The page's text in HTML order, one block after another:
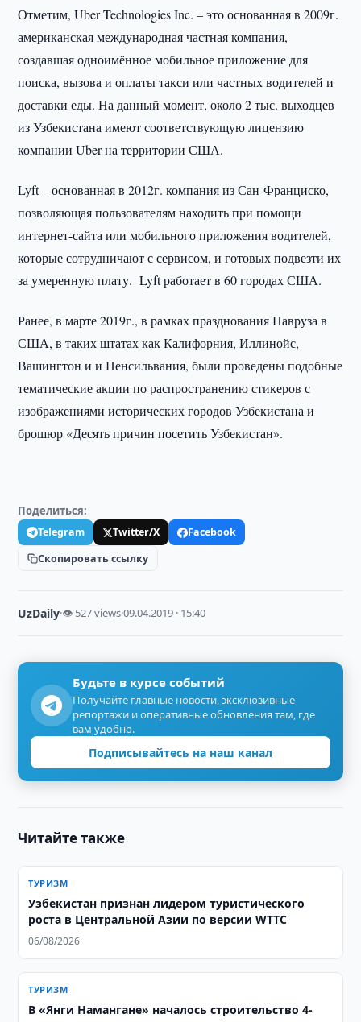
Отметим, Uber Technologies Inc. – это основанная в 2009г.
американская международная частная компания,
создавшая одноимённое мобильное приложение для
поиска, вызова и оплаты такси или частных водителей и
доставки еды. На данный момент, около 2 тыс. выходцев
из Узбекистана имеют соответствующую лицензию
компании Uber на территории США.
Lyft – основанная в 2012г. компания из Сан-Франциско,
позволяющая пользователям находить при помощи
интернет-сайта или мобильного приложения водителей,
которые сотрудничают с сервисом, и готовых подвезти их
за умеренную плату. Lyft работает в 60 городах США.
Ранее, в марте 2019г., в рамках празднования Навруза в
США, в таких штатах как Калифорния, Иллинойс,
Вашингтон и и Пенсильвания, были проведены подобные
тематические акции по распространению стикеров с
изображениями исторических городов Узбекистана и
брошюр «Десять причин посетить Узбекистан».
Поделиться:
Telegram Twitter/X
Facebook
Скопировать ссылку
UzDaily·👁 527 views·09.04.2019 · 15:40
Будьте в курсе событий
Получайте главные новости, эксклюзивные
репортажи и оперативные обновления там, где
вам удобно.
Подписывайтесь на наш канал
Читайте также
ТУРИЗМ
Узбекистан признан лидером туристического
роста в Центральной Азии по версии WTTC
06/08/2026
ТУРИЗМ
В «Янги Намангане» началось строительство 4-